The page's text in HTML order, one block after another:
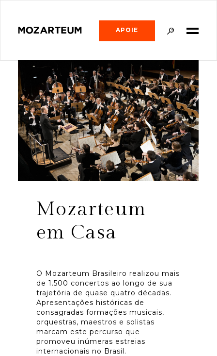
APOIE
Mozarteum
em Casa
O Mozarteum Brasileiro realizou mais
de 1.500 concertos ao longo de sua
trajetória de quase quatro décadas.
Apresentações históricas de
consagradas formações musicais,
orquestras, maestros e solistas
marcam este percurso que
promoveu inúmeras estreias
internacionais no Brasil.